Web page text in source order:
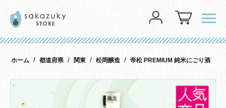
ログイン メニ
ホーム / 都道府県 / 関東 / 松岡醸造 / 帝松 PREMIUM 純米にごり酒